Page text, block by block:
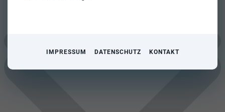
IMPRESSUM DATENSCHUTZ KONTAKT